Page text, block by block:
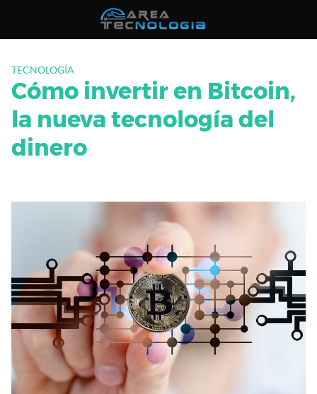
contenido
TECNOLOGÍA
Cómo invertir en Bitcoin,
la nueva tecnología del
dinero